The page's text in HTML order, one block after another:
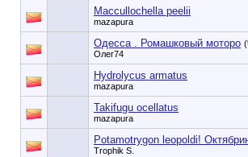
Maccullochella peelii
mazapura
Одесса . Ромашковый моторо (
Олег74
Hydrolycus armatus
mazapura
Takifugu ocellatus
mazapura
Potamotrygon leopoldi!
Trophik S.